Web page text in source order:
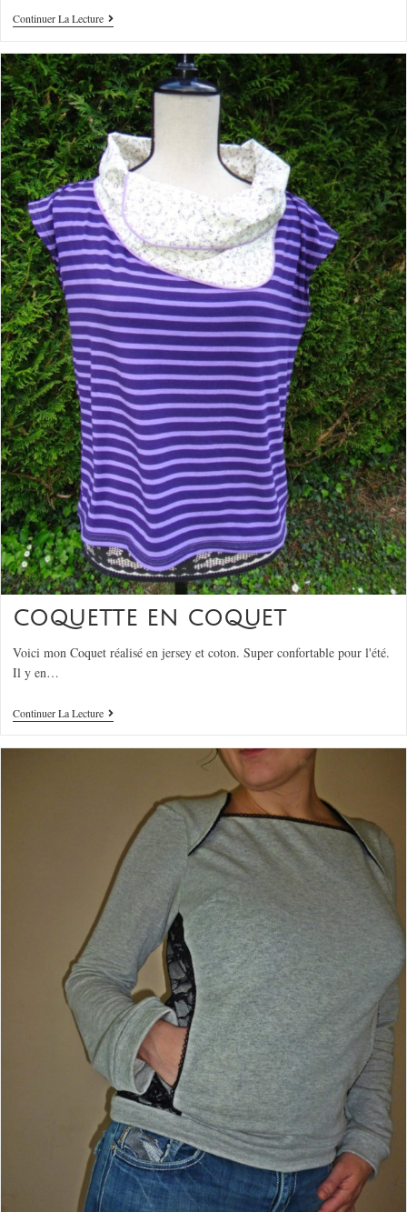
Continuer La Lecture
COQUETTE EN COQUET
Voici mon Coquet réalisé en jersey et coton. Super confortable pour l'été.
Il y en…
Continuer La Lecture